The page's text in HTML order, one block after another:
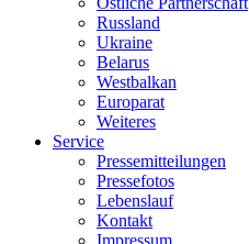
Russland
Ukraine
Belarus
Westbalkan
Europarat
Weiteres
Service
Pressemitteilungen
Pressefotos
Lebenslauf
Kontakt
Impressum